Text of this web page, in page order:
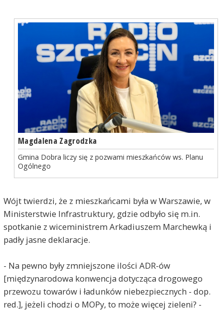
Magdalena Zagrodzka
Gmina Dobra liczy się z pozwami mieszkańców ws. Planu
Ogólnego
Wójt twierdzi, że z mieszkańcami była w Warszawie, w
Ministerstwie Infrastruktury, gdzie odbyło się m.in.
spotkanie z wiceministrem Arkadiuszem Marchewką i
padły jasne deklaracje.
- Na pewno były zmniejszone ilości ADR-ów
[międzynarodowa konwencja dotycząca drogowego
przewozu towarów i ładunków niebezpiecznych - dop.
red.], jeżeli chodzi o MOPy, to może więcej zieleni? -